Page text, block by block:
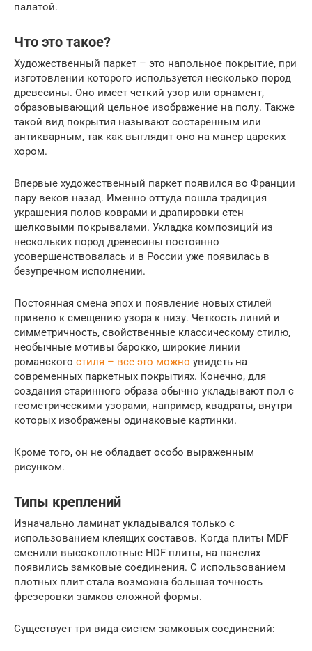
палатой.
Что это такое?
Художественный паркет – это напольное покрытие, при
изготовлении которого используется несколько пород
древесины. Оно имеет четкий узор или орнамент,
образовывающий цельное изображение на полу. Также
такой вид покрытия называют состаренным или
антикварным, так как выглядит оно на манер царских
хором.
Впервые художественный паркет появился во Франции
пару веков назад. Именно оттуда пошла традиция
украшения полов коврами и драпировки стен
шелковыми покрывалами. Укладка композиций из
нескольких пород древесины постоянно
усовершенствовалась и в России уже появилась в
безупречном исполнении.
Постоянная смена эпох и появление новых стилей
привело к смещению узора к низу. Четкость линий и
симметричность, свойственные классическому стилю,
необычные мотивы барокко, широкие линии
романского стиля – все это можно увидеть на
современных паркетных покрытиях. Конечно, для
создания старинного образа обычно укладывают пол с
геометрическими узорами, например, квадраты, внутри
которых изображены одинаковые картинки.
Кроме того, он не обладает особо выраженным
рисунком.
Типы креплений
Изначально ламинат укладывался только с
использованием клеящих составов. Когда плиты MDF
сменили высокоплотные HDF плиты, на панелях
появились замковые соединения. С использованием
плотных плит стала возможна большая точность
фрезеровки замков сложной формы.
Существует три вида систем замковых соединений: